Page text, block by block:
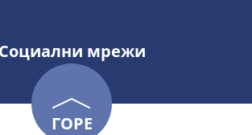
Социални мрежи
ГОРЕ